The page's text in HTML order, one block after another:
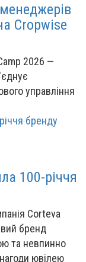
Cropwise
2026 —
управління
100-річчя
Corteva
бренд
та невпинно
ювілею